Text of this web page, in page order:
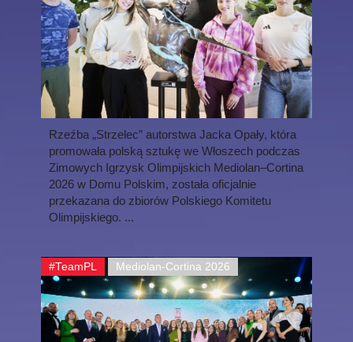
Rzeźba „Strzelec” autorstwa Jacka Opały, która
promowała polską sztukę we Włoszech podczas
Zimowych Igrzysk Olimpijskich Mediolan–Cortina
2026 w Domu Polskim, została oficjalnie
przekazana do zbiorów Polskiego Komitetu
Olimpijskiego. ...
#TeamPL Mediolan-Cortina 2026